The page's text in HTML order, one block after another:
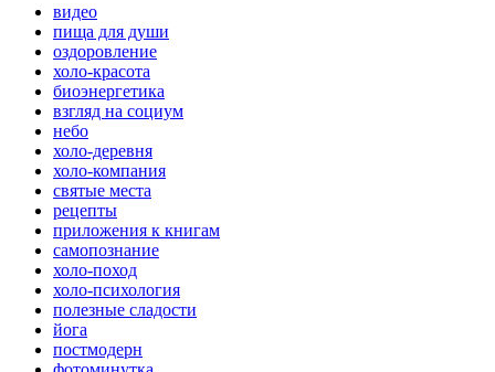
видео
пища для души
оздоровление
холо-красота
биоэнергетика
взгляд на социум
небо
холо-деревня
холо-компания
святые места
рецепты
приложения к книгам
самопознание
холо-поход
холо-психология
полезные сладости
йога
постмодерн